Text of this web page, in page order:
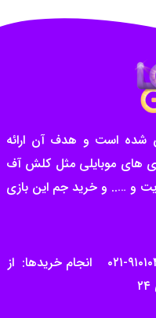
در سال ۱۳۹۳ تاسیس شده است و هدف آن ارائه
های موبایلی مثل کلش آف
و ….. و خرید جم این بازی
پاسخگویی تلفنی (ساعات اداری): ۹۱۰۱۰۴۷۱-۰۲۱ انجام خریدها: از